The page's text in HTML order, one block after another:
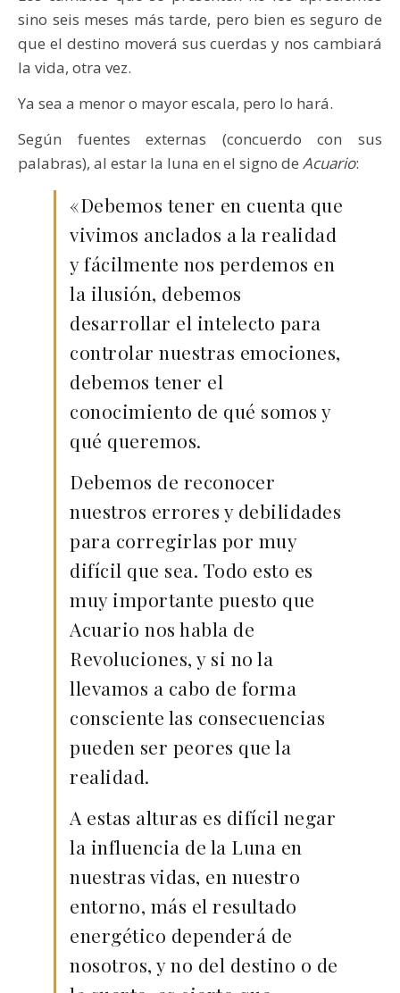
sino seis meses más tarde, pero bien es seguro de
que el destino moverá sus cuerdas y nos cambiará
la vida, otra vez.
Ya sea a menor o mayor escala, pero lo hará.
Según fuentes externas (concuerdo con sus
palabras), al estar la luna en el signo de Acuario:
«Debemos tener en cuenta que
vivimos anclados a la realidad
y fácilmente nos perdemos en
la ilusión, debemos
desarrollar el intelecto para
controlar nuestras emociones,
debemos tener el
conocimiento de qué somos y
qué queremos.
Debemos de reconocer
nuestros errores y debilidades
para corregirlas por muy
difícil que sea. Todo esto es
muy importante puesto que
Acuario nos habla de
Revoluciones, y si no la
llevamos a cabo de forma
consciente las consecuencias
pueden ser peores que la
realidad.
A estas alturas es difícil negar
la influencia de la Luna en
nuestras vidas, en nuestro
entorno, más el resultado
energético dependerá de
nosotros, y no del destino o de